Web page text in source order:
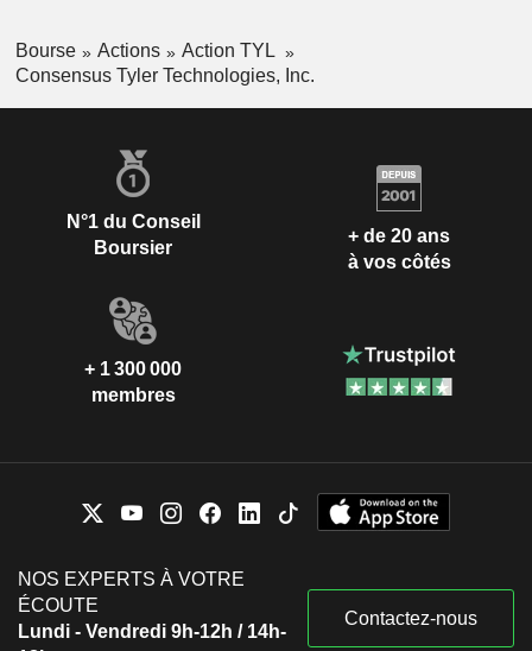
Bourse Actions
Action TYL
Consensus Tyler Technologies, Inc.
N°1 du Conseil
Boursier
+ de 20 ans
à vos côtés
+ 1 300 000
membres
NOS EXPERTS À VOTRE
ÉCOUTE
Lundi - Vendredi 9h-12h / 14h-
Contactez-nous